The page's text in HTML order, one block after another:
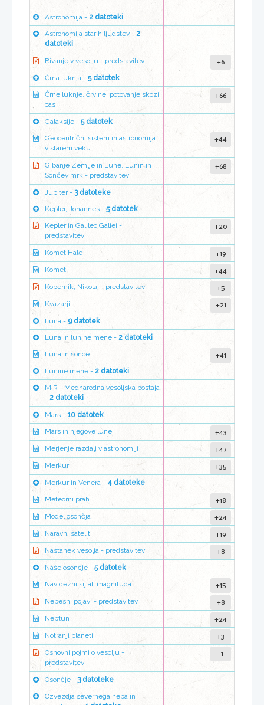
Astronomija - 2 datoteki
Astronomija starih ljudstev - 2
datoteki
Bivanje v vesolju - predstavitev +6
Črna luknja - 5 datotek
Črne luknje, črvine, potovanje skozi
cas
+66
Galaksije - 5 datotek
Geocentrični sistem in astronomija
v starem veku
+44
Gibanje Zemlje in Lune, Lunin in
Sončev mrk - predstavitev
+68
Jupiter - 3 datoteke
Kepler, Johannes - 5 datotek
Kepler in Galileo Galiei -
predstavitev
+20
Komet Hale +19
Kometi +44
Kopernik, Nikolaj - predstavitev +5
Kvazarji +21
Luna - 9 datotek
Luna in lunine mene - 2 datoteki
Luna in sonce
+41
Lunine mene - 2 datoteki
MIR - Mednarodna vesoljska postaja
- 2 datoteki
Mars - 10 datotek
Mars in njegove lune
+43
Merjenje razdalj v astronomiji +47
Merkur +35
Merkur in Venera - 4 datoteke
Meteorni prah
+18
Model osončja +24
Naravni sateliti +19
Nastanek vesolja - predstavitev +8
Naše osončje - 5 datotek
Navidezni sij ali magnituda
+15
Nebesni pojavi - predstavitev +8
Neptun +24
Notranji planeti +3
Osnovni pojmi o vesolju -
predstavitev
-1
Osončje - 3 datoteke
Ozvezdja severnega neba in